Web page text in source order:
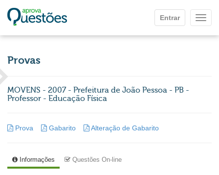
Entrar
Provas
MOVENS - 2007 - Prefeitura de João Pessoa - PB -
Professor - Educação Física
Prova Gabarito Alteração de Gabarito
Informações Questões On-line